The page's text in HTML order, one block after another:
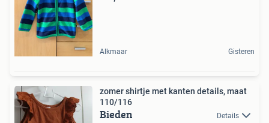
Alkmaar Gisteren
zomer shirtje met kanten details, maat
110/116
Bieden Details